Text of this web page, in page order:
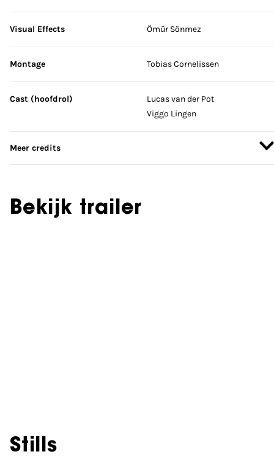
Visual Effects Ömür Sönmez
Montage Tobias Cornelissen
Cast (hoofdrol)
Lucas van der Pot
Viggo Lingen
Meer credits
Bekijk trailer
Stills